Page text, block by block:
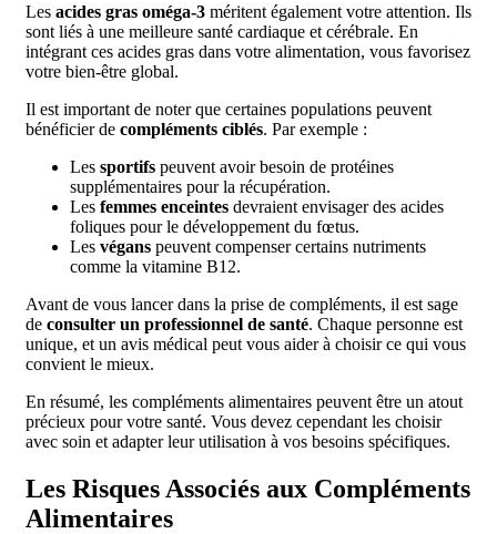
Les acides gras oméga-3 méritent également votre attention. Ils
sont liés à une meilleure santé cardiaque et cérébrale. En
intégrant ces acides gras dans votre alimentation, vous favorisez
votre bien-être global.
Il est important de noter que certaines populations peuvent
bénéficier de compléments ciblés. Par exemple :
Les sportifs peuvent avoir besoin de protéines
supplémentaires pour la récupération.
Les femmes enceintes devraient envisager des acides
foliques pour le développement du fœtus.
Les végans peuvent compenser certains nutriments
comme la vitamine B12.
Avant de vous lancer dans la prise de compléments, il est sage
de consulter un professionnel de santé. Chaque personne est
unique, et un avis médical peut vous aider à choisir ce qui vous
convient le mieux.
En résumé, les compléments alimentaires peuvent être un atout
précieux pour votre santé. Vous devez cependant les choisir
avec soin et adapter leur utilisation à vos besoins spécifiques.
Les Risques Associés aux Compléments
Alimentaires